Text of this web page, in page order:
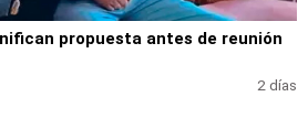
propuesta antes de reunión
2 días